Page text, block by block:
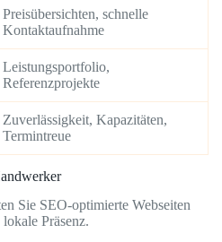
Preisübersichten, schnelle
Kontaktaufnahme
Leistungsportfolio,
Referenzprojekte
Zuverlässigkeit, Kapazitäten,
Termintreue
Sie SEO-optimierte Webseiten
Präsenz.